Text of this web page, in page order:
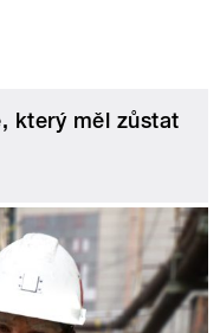
který měl zůstat